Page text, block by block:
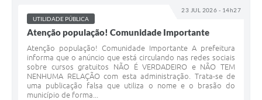
23 JUL 2026 - 14h27
UTILIDADE PÚBLICA
Atenção população! Comunidade Importante
Atenção população! Comunidade Importante A prefeitura
informa que o anúncio que está circulando nas redes sociais
sobre cursos gratuitos NÃO É VERDADEIRO e NÃO TEM
NENHUMA RELAÇÃO com esta administração. Trata-se de
uma publicação falsa que utiliza o nome e o brasão do
município de forma...